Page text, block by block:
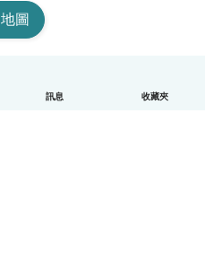
訊息 收藏夾
地圖